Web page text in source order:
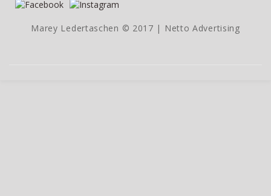
Marey Ledertaschen © 2017 | Netto Advertising